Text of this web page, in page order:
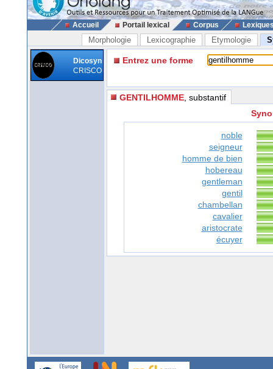
Accueil Portail lexical Corpus
Morphologie Lexicographie Etymologie
Dicosyn
CRISCO
Entrez une forme
GENTILHOMME , substantif
noble
seigneur
homme de bien
hobereau
gentleman
gentil
chambellan
cavalier
aristocrate
écuyer